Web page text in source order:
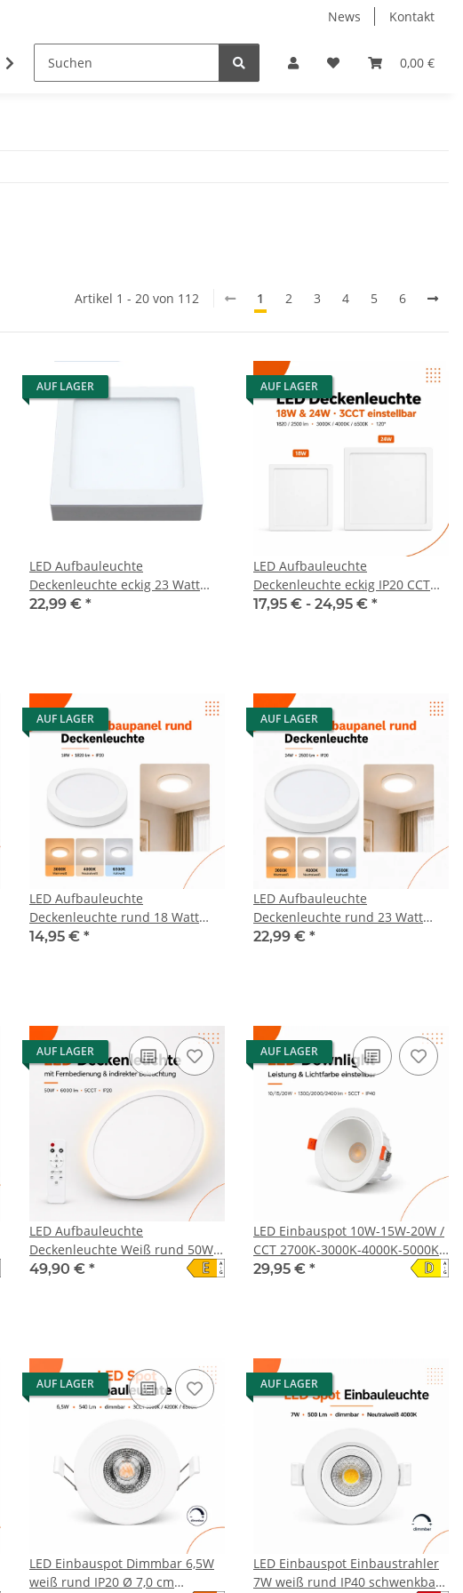
News Kontakt
0,00 €
LED Gewerbe/Industrie Hallenbeleuchtung LED Leuchtmittel
Artikel 1 - 20 von 112 1 2 3 4 5 6
AUF LAGER
LED Aufbauleuchte
Deckenleuchte eckig 23 Watt
IP20
22,99 € *
AUF LAGER
LED Aufbauleuchte
Deckenleuchte eckig IP20 CCT
3000K/4000K/6500K
17,95 € - 24,95 € *
AUF LAGER
LED Aufbauleuchte
Deckenleuchte rund 18 Watt
IP20
14,95 € *
AUF LAGER
LED Aufbauleuchte
Deckenleuchte rund 23 Watt
IP20
22,99 € *
AUF LAGER
LED Aufbauleuchte
Deckenleuchte Weiß rund 50W
mit Fernbedienung - 6000Lm
49,90 € * A
↑
G
E
AUF LAGER
LED Einbauspot 10W-15W-20W /
CCT 2700K-3000K-4000K-5000K-
6500K
29,95 € * A
↑
G
D
AUF LAGER
LED Einbauspot Dimmbar 6,5W
weiß rund IP20 Ø 7,0 cm
AUF LAGER
LED Einbauspot Einbaustrahler
7W weiß rund IP40 schwenkbar